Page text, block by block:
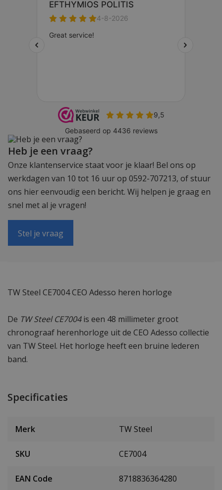
Heb je een vraag?
Onze klantenservice staat voor je klaar! Bel ons op
werkdagen van 10 tot 16 uur op 0592-707213, of stuur
ons hier eenvoudig een bericht. Wij helpen je graag en
snel met al je vragen!
Stel je vraag
TW Steel CE7004 CEO Adesso heren horloge
De TW Steel CE7004is een 48 millimeter groot
chronograaf herenhorloge uit de CEO Adesso collectie
van TW Steel. Het horloge heeft een bruine lederen
band.
Specificaties
Merk TW Steel
SKU CE7004
EAN Code 8718836364280